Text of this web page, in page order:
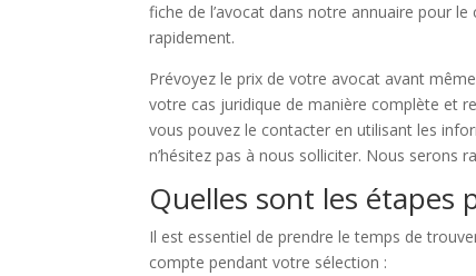
fiche de l’avocat dans notre annuaire pour
rapidement.
Prévoyez le prix de votre avocat avant
votre cas juridique de manière complète et
vous pouvez le contacter en utilisant les
n’hésitez pas à nous solliciter. Nous serons
Quelles sont les étapes
Il est essentiel de prendre le temps de
compte pendant votre sélection :